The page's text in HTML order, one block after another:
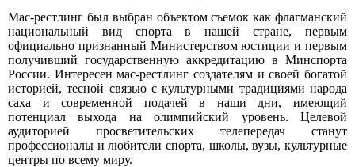
Мас-рестлинг был выбран объектом съемок как флагманский
национальный вид спорта в нашей стране, первым
официально признанный Министерством юстиции и первым
получивший государственную аккредитацию в Минспорта
России. Интересен мас-рестлинг создателям и своей богатой
историей, тесной связью с культурными традициями народа
саха и современной подачей в наши дни, имеющий
потенциал выхода на олимпийский уровень. Целевой
аудиторией просветительских телепередач станут
профессионалы и любители спорта, школы, вузы, культурные
центры по всему миру.